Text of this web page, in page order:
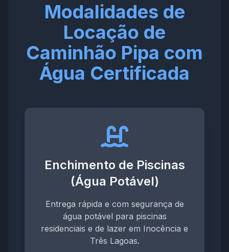
Modalidades de
Locação de
Caminhão Pipa com
Água Certificada
Enchimento de Piscinas
(Água Potável)
Entrega rápida e com segurança de
água potável para piscinas
residenciais e de lazer em Inocência e
Três Lagoas.